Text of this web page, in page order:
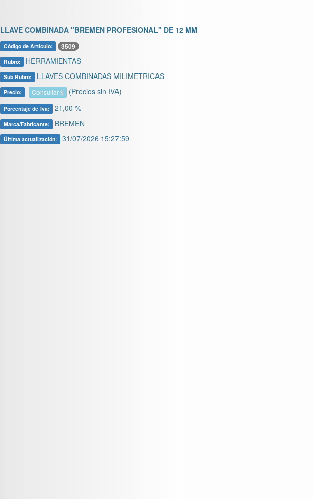
LLAVE COMBINADA "BREMEN PROFESIONAL" DE 12 MM
Código de Artículo: 3509
Rubro: HERRAMIENTAS
Sub Rubro: LLAVES COMBINADAS MILIMETRICAS
Precio: Consultar $ (Precios sin IVA)
Porcentaje de Iva: 21,00 %
Marca/Fabricante: BREMEN
Última actualización: 31/07/2026 15:27:59